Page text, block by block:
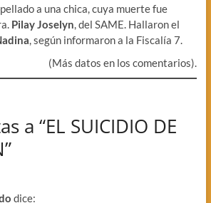
a una chica, cuya muerte fue
Pilay Joselyn, del SAME. Hallaron el
, según informaron a la Fiscalía 7.
(Más datos en los comentarios).
a “EL SUICIDIO DE
dice: